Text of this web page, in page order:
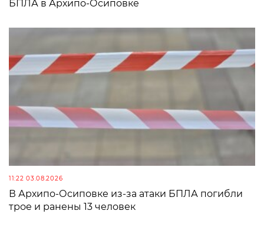
БПЛА в Архипо-Осиповке
11:22 03.08.2026
В Архипо-Осиповке из-за атаки БПЛА погибли
трое и ранены 13 человек